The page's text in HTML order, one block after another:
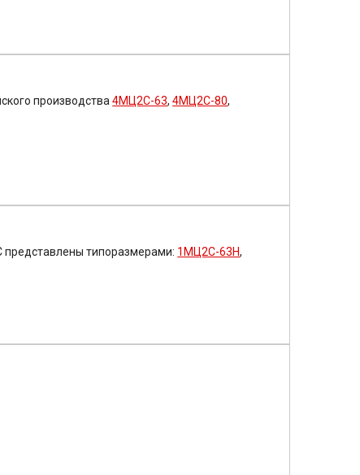
производства4МЦ2С-63,4МЦ2С-80,
представлены типоразмерами: 1МЦ2С-63Н,